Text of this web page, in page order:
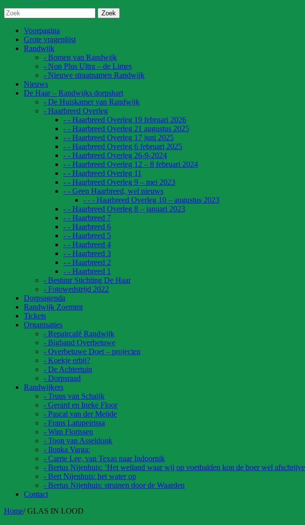
Voorpagina
Grote vragenlijst
Randwijk
- Bomen van Randwijk
- Non Plus Ultra – de Limes
- Nieuwe straatnamen Randwijk
Nieuws
De Haar – Randwijks dorpshart
- De Huiskamer van Randwijk
- Haarbreed Overleg
- - Haarbreed Overleg 19 februari 2026
- - Haarbreed Overleg 21 augustus 2025
- - Haarbreed Overleg 17 juni 2025
- - Haarbreed Overleg 6 februari 2025
- - Haarbreed Overleg 26-9-2024
- - Haarbreed Overleg 12 – 8 februari 2024
- - Haarbreed Overleg 11
- - Haarbreed Overleg 9 – mei 2023
- - Geen Haarbreed, wel nieuws
- - - Haarbreed Overleg 10 – augustus 2023
- - Haarbreed Overleg 8 – januari 2023
- - Haarbreed 7
- - Haarbreed 6
- - Haarbreed 5
- - Haarbreed 4
- - Haarbreed 3
- - Haarbreed 2
- - Haarbreed 1
- Bestuur Stichting De Haar
- Fotowedstrijd 2022
Dorpsagenda
Randwijk Zoemmt
Tickets
Organisaties
- Repaircafé Randwijk
- Bigband Overbetuwe
- Overbetuwe Doet – projecten
- Koekje erbij?
- De Achtertuin
- Dorpsraad
Randwijkers
- Truus van Schaijk
- Gerard en Ineke Floor
- Pascal van der Meijde
- Frans Latupeirissa
- Wim Florissen
- Toon van Asseldonk
- Ilonka Varga:
- Carrie Lee, van Texas naar Indoornik
- Bertus Nijenhuis: ‘Het weiland waar wij op voetbalden kon de boer wel
- Bert Nijenhuis: het water op
- Bertus Nijenhuis: struinen door de Waarden
Contact
Home/GLAS IN LOOD